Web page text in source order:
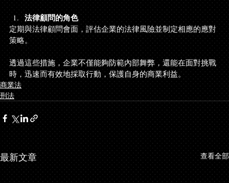
法律顧問的角色
定期與法律顧問會面，評估企業的法律風險並制定相應的應對
策略。
透過這些措施，企業不僅能夠防範內部舞弊，還能在面對挑戰
時，迅速而有效地採取行動，保護自身的商業利益。
商業法
刑法
最新文章 查看全部